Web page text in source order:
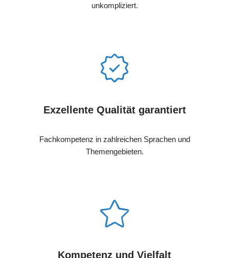
unkompliziert.
Exzellente Qualität garantiert
Fachkompetenz in zahlreichen Sprachen und
Themengebieten.
Kompetenz und Vielfalt